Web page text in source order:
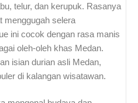
telur, dan kerupuk. Rasanya
menggugah selera
ini cocok dengan rasa manis
oleh-oleh khas Medan.
isian durian asli Medan,
di kalangan wisatawan.